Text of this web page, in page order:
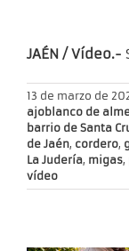
JAÉN / Vídeo.-
13 de marzo de
ajoblanco de
barrio de Santa
de Jaén, cordero,
La Judería, migas,
vídeo